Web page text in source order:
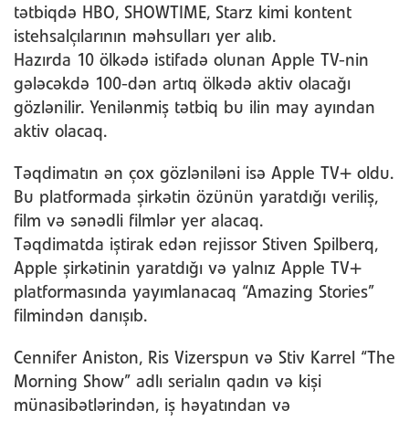
tətbiqdə HBO, SHOWTIME, Starz kimi kontent
istehsalçılarının məhsulları yer alıb.
Hazırda 10 ölkədə istifadə olunan Apple TV-nin
gələcəkdə 100-dən artıq ölkədə aktiv olacağı
gözlənilir. Yenilənmiş tətbiq bu ilin may ayından
aktiv olacaq.
Təqdimatın ən çox gözləniləni isə Apple TV+ oldu.
Bu platformada şirkətin özünün yaratdığı veriliş,
film və sənədli filmlər yer alacaq.
Təqdimatda iştirak edən rejissor Stiven Spilberq,
Apple şirkətinin yaratdığı və yalnız Apple TV+
platformasında yayımlanacaq “Amazing Stories”
filmindən danışıb.
Cennifer Aniston, Ris Vizerspun və Stiv Karrel “The
Morning Show” adlı serialın qadın və kişi
münasibətlərindən, iş həyatından və